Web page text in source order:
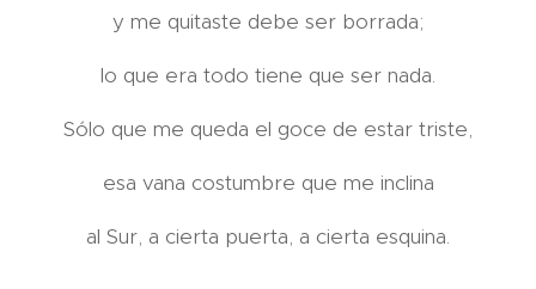
y me quitaste debe ser borrada;
lo que era todo tiene que ser nada.
Sólo que me queda el goce de estar triste,
esa vana costumbre que me inclina
al Sur, a cierta puerta, a cierta esquina.